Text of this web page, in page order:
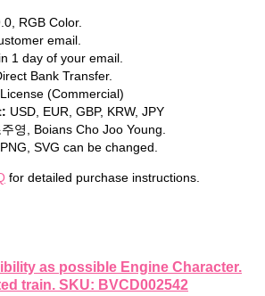
RGB Color.
email.
1 day of your email.
Bank Transfer.
(Commercial)
USD, EUR, GBP, KRW, JPY
영, Boians Cho Joo Young.
SVG can be changed.
for detailed purchase instructions.
as possible Engine Character.
train. SKU: BVCD002542